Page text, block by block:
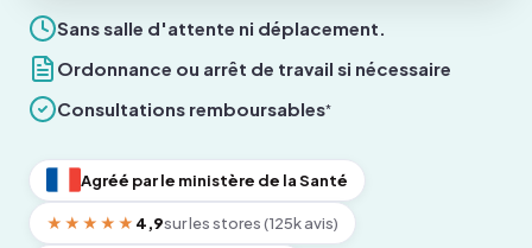
Sans salle d'attente ni déplacement.
Ordonnance ou arrêt de travail si nécessaire
Consultations remboursables*
Agréé par le ministère de la Santé
★★★★★ 4,9sur les stores (125k avis)